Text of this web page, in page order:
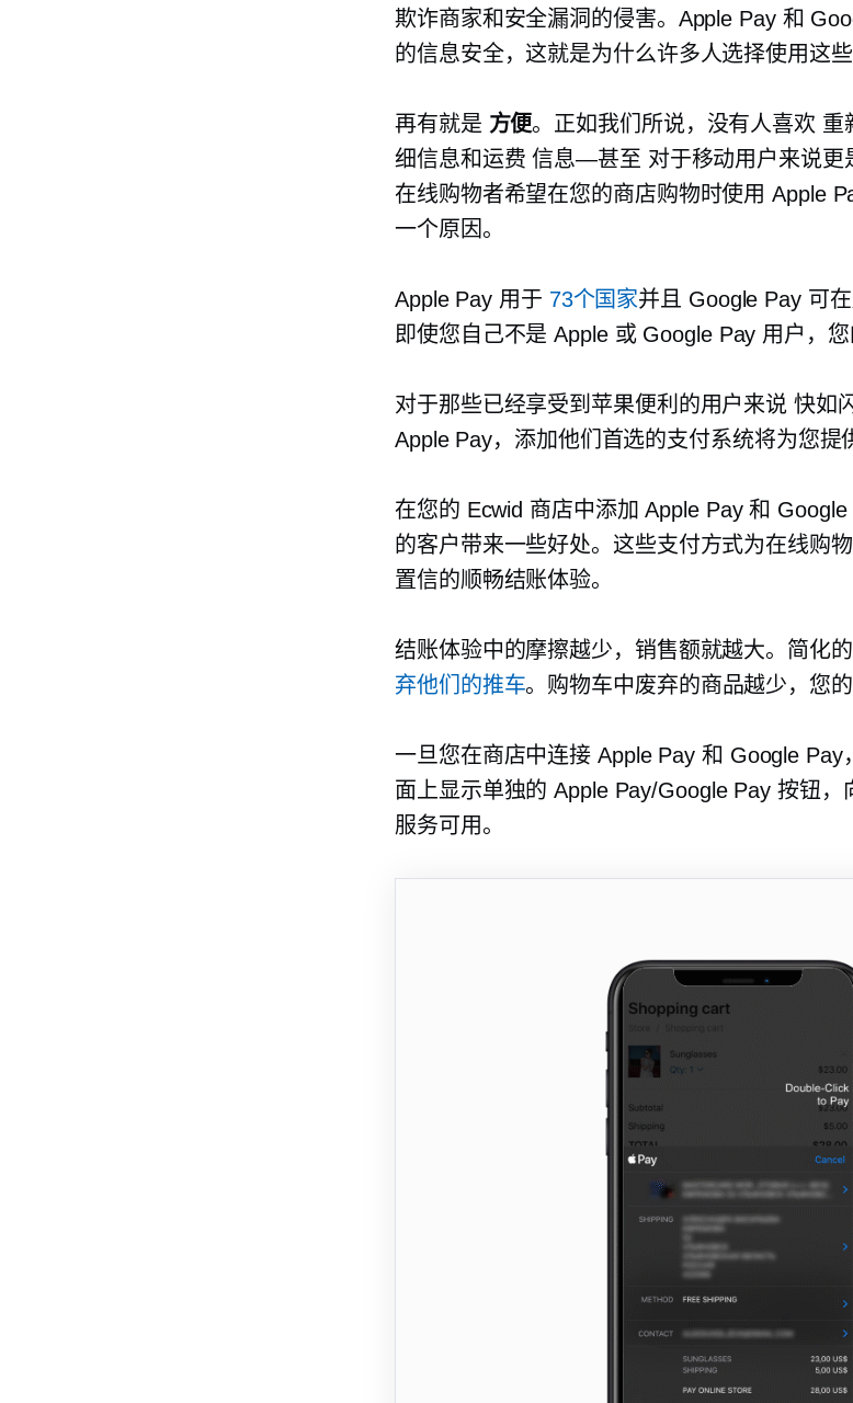
欺诈商家和安全漏洞的侵害。Apple Pay 和
的信息安全，这就是为什么许多人选择使用这
再有就是 方便。正如我们所说，没有人喜欢 重
细信息和运费信息—甚至 对于移动用户来说更
在线购物者希望在您的商店购物时使用 Apple
一个原因。
Apple Pay 用于 73个国家并且 Google Pay 可
即使您自己不是 Apple 或 Google Pay 用户，您
对于那些已经享受到苹果便利的用户来说快如
Apple Pay，添加他们首选的支付系统将为您提
在您的 Ecwid 商店中添加 Apple Pay 和
的客户带来一些好处。这些支付方式为在线购
置信的顺畅结账体验。
结账体验中的摩擦越少，销售额就越大。简化
弃他们的推车。购物车中废弃的商品越少，您
一旦您在商店中连接 Apple Pay 和 Google Pay
面上显示单独的 Apple Pay/Google Pay 按钮，
服务可用。